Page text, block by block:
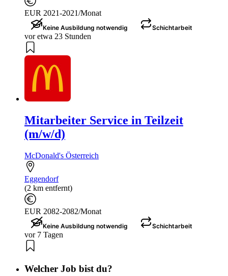
EUR 2021-2021/Monat
Keine Ausbildung notwendig Schichtarbeit
vor etwa 23 Stunden
Mitarbeiter Service in Teilzeit
(m/w/d)
McDonald's Österreich
Eggendorf
(2 km entfernt)
EUR 2082-2082/Monat
Keine Ausbildung notwendig Schichtarbeit
vor 7 Tagen
Welcher Job bist du?